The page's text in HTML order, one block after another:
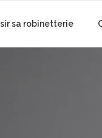
sa robinetterie